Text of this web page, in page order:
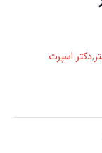
,دکتر اسپرت